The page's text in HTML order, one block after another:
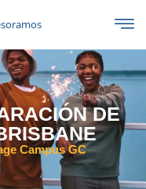
DE
Campus GC